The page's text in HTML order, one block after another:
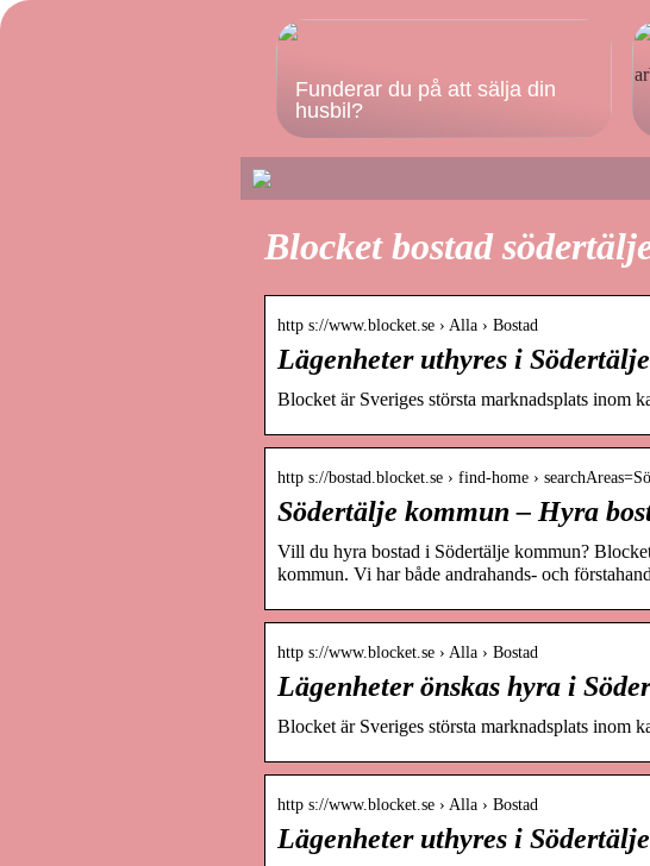
Funderar du på att sälja din
husbil?
Blocket bostad
http s://www.blocket.se › Alla › Bostad
Lägenheter uthyres i
Blocket är Sveriges största marknadsplats inom
http s://bostad.blocket.se › find-home ›
Södertälje kommun – Hyra
Vill du hyra bostad i Södertälje kommun?
kommun. Vi har både andrahands- och
http s://www.blocket.se › Alla › Bostad
Lägenheter önskas hyra i
Blocket är Sveriges största marknadsplats inom
http s://www.blocket.se › Alla › Bostad
Lägenheter uthyres i